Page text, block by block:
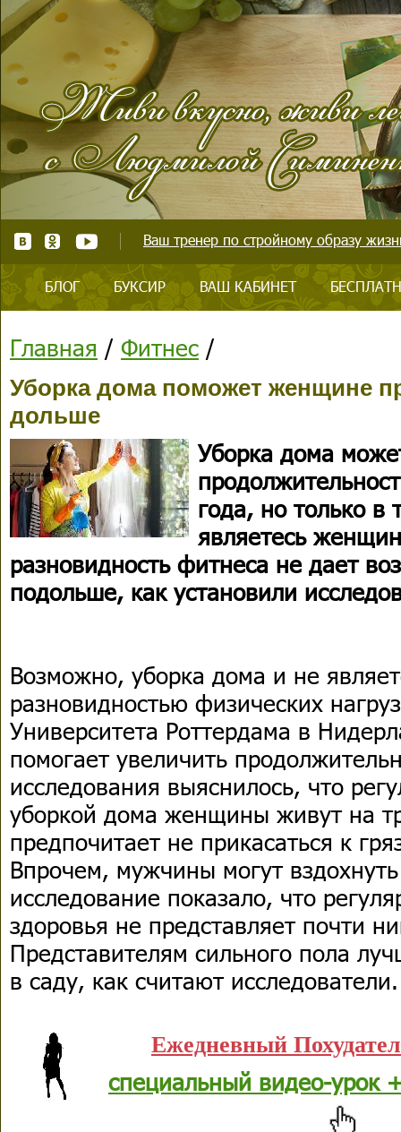
Ваш тренер по стройному образу
БЛОГ БУКСИР ВАШ КАБИНЕТ
Главная / Фитнес /
Уборка дома поможет женщине
дольше
Уборка дома
года, но только в
являетесь
разновидность фитнеса не дает
подольше, как установили
Возможно, уборка дома и не
разновидностью физических
Университета Роттердама в
помогает увеличить
исследования выяснилось, что
уборкой дома женщины живут на
предпочитает не прикасаться к
Впрочем, мужчины могут
исследование показало, что
здоровья не представляет почти
Представителям сильного пола
в саду, как считают исследователи.
Ежедневный
специальный видео-урок